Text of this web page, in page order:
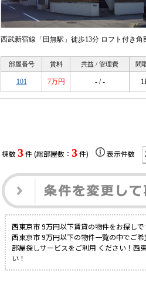
西武新宿線「田無駅」徒歩13分 ロフト付き角
部屋番号 賃料 共益 / 管理費 間
101 7万円 - / -
棟数3件 (総部屋数： 3件) 表示件数
西東京市 9万円以下賃貸の物件をお探し
西東京市 9万円以下の物件一覧の中でご
部屋探しサービスをご利用 ください！西
い！